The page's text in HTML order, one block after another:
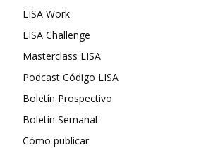
LISA Work
LISA Challenge
Masterclass LISA
Podcast Código LISA
Boletín Prospectivo
Boletín Semanal
Cómo publicar